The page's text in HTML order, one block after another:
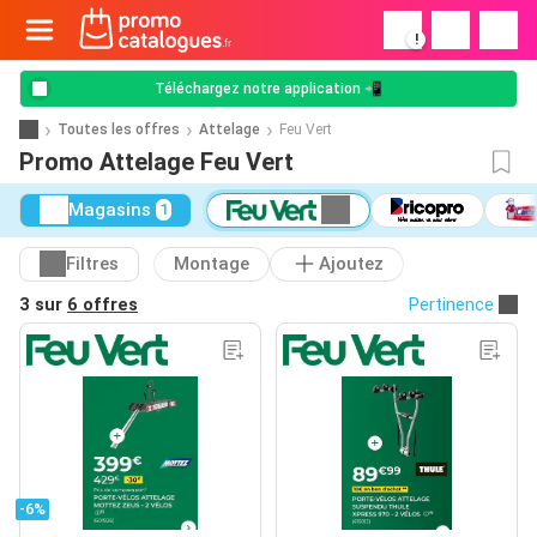
!
Téléchargez notre application 📲
Toutes les offres Attelage Feu Vert
Promo Attelage Feu Vert
Magasins 1
Filtres Montage
Ajoutez
3 sur 6 offres Pertinence
-6%